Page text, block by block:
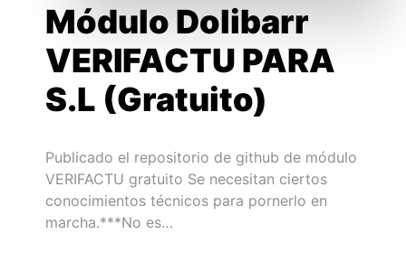
Módulo Dolibarr
VERIFACTU PARA
S.L (Gratuito)
Publicado el repositorio de github de módulo
VERIFACTU gratuito Se necesitan ciertos
conocimientos técnicos para pornerlo en
marcha.***No es…